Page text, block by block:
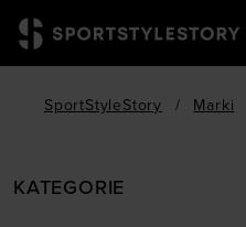
SportStyleStory / Marki
KATEGORIE